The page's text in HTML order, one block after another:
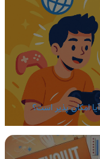
امکان پذیر است؟